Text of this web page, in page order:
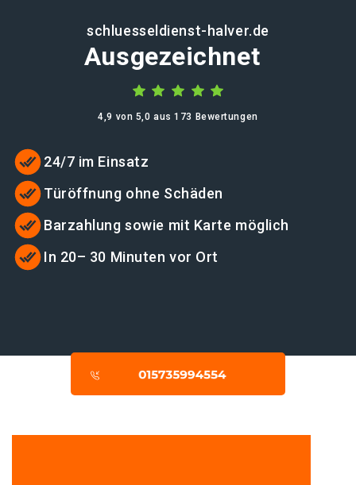
schluesseldienst-halver.de
Ausgezeichnet
4,9 von 5,0 aus 173 Bewertungen
24/7 im Einsatz
Türöffnung ohne Schäden
Barzahlung sowie mit Karte möglich
In 20– 30 Minuten vor Ort